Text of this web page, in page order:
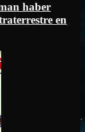
haber
en